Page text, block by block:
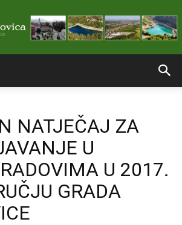
stranice
Grada
NATJEČAJ ZA
U
U 2017.
GRADA